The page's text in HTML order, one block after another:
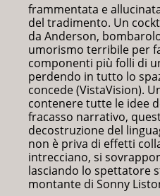
frammentata e
del tradimento. Un
da Anderson,
umorismo terribile per
componenti più folli di
perdendo in tutto lo
concede (VistaVision).
contenere tutte le idee
fracasso narrativo,
decostruzione del
non è priva di effetti
intrecciano, si
lasciando lo spettatore
montante di Sonny